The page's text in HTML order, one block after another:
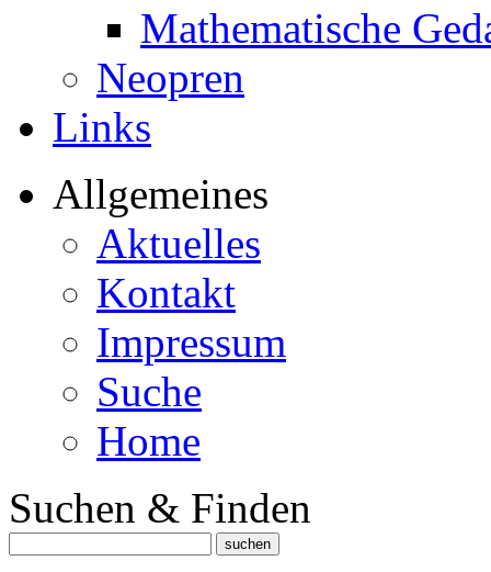
Mathematische
Neopren
Links
Allgemeines
Aktuelles
Kontakt
Impressum
Suche
Home
Suchen & Finden